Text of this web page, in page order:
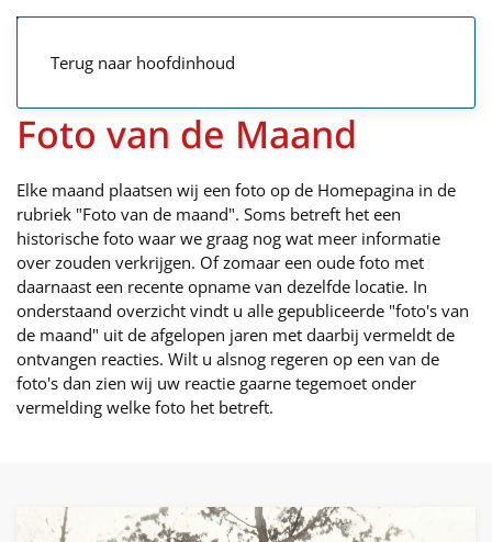
Terug naar hoofdinhoud
Foto van de Maand
Elke maand plaatsen wij een foto op de Homepagina in de
rubriek "Foto van de maand". Soms betreft het een
historische foto waar we graag nog wat meer informatie
over zouden verkrijgen. Of zomaar een oude foto met
daarnaast een recente opname van dezelfde locatie. In
onderstaand overzicht vindt u alle gepubliceerde "foto's van
de maand" uit de afgelopen jaren met daarbij vermeldt de
ontvangen reacties. Wilt u alsnog regeren op een van de
foto's dan zien wij uw reactie gaarne tegemoet onder
vermelding welke foto het betreft.